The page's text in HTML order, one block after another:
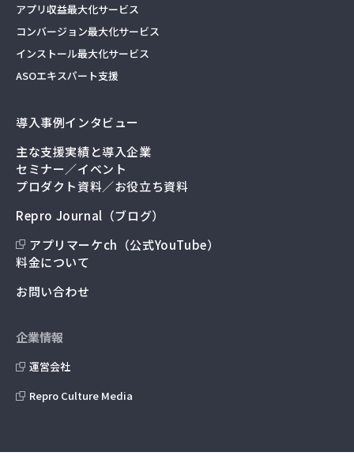
アプリ収益最大化サービス
コンバージョン最大化サービス
インストール最大化サービス
ASOエキスパート支援
導入事例インタビュー
主な支援実績と導入企業
セミナー／イベント
プロダクト資料／お役立ち資料
Repro Journal（ブログ）
アプリマーケch（公式YouTube）
料金について
お問い合わせ
企業情報
運営会社
Repro Culture Media